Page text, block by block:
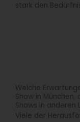
stark den
Welche
Show in
Shows in anderen
Viele der